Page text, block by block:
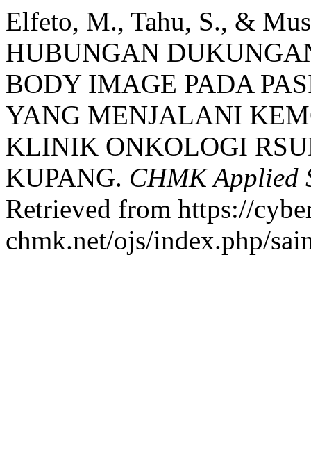
Elfeto, M., Tahu, S., &
HUBUNGAN
BODY IMAGE PADA
YANG MENJALANI
KLINIK ONKOLOGI
KUPANG. CHMK Applied
Retrieved from https://
chmk.net/ojs/index.php/